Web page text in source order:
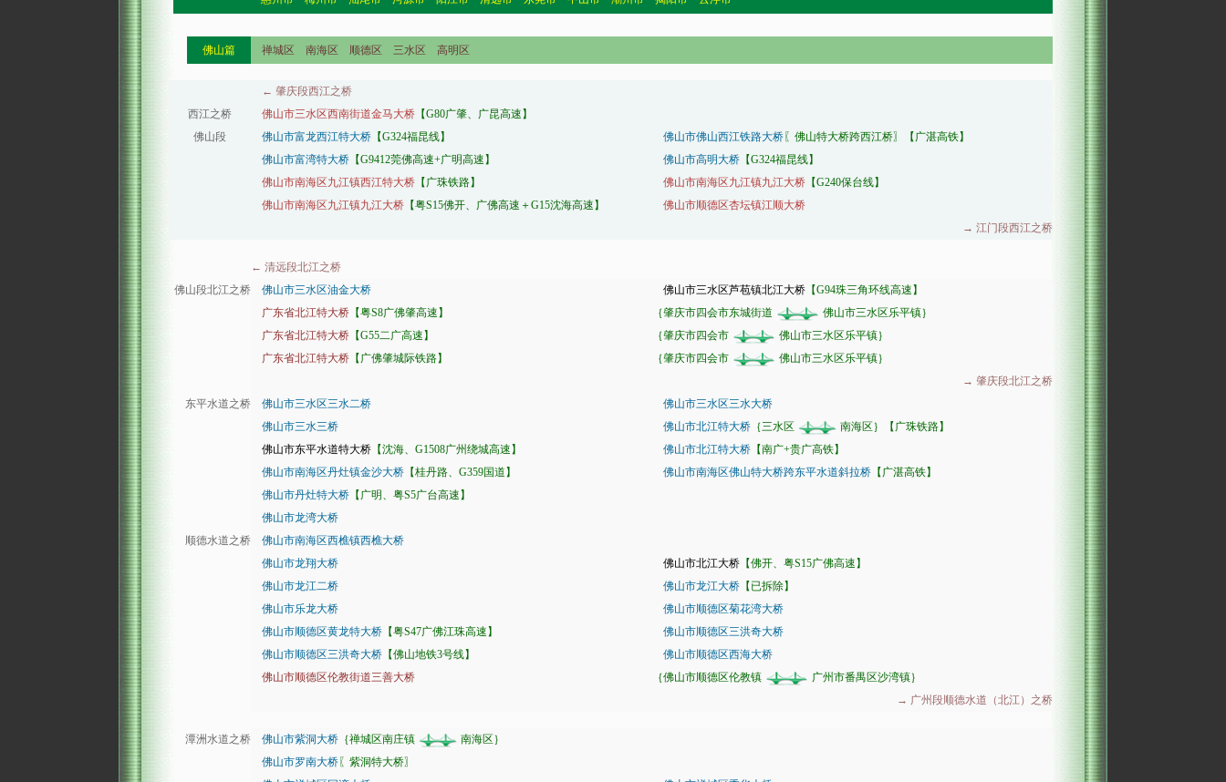
佛山篇 禅城区 南海区 顺德区 三水区 高明区
← 肇庆段西江之桥
西江之桥
佛山市三水区西南街道金马大桥 【G80广肇、广昆高速】
佛山段
佛山市富龙西江特大桥 【G324福昆线】 佛山市佛山西江铁路大桥 〖佛山特大桥跨西江桥〗
【广湛高铁】
佛山市富湾特大桥 【G9412莞佛高速+广明高速】 佛山市高明大桥 【G324福昆线】
佛山市南海区九江镇西江特大桥 【广珠铁路】 佛山市南海区九江镇九江大桥 【G240保台线】
佛山市南海区九江镇九江大桥 【粤S15佛开、广佛高速＋G15沈海高速】
佛山市顺德区杏坛镇江顺大桥
→ 江门段西江之桥
← 清远段北江之桥
佛山段北江之桥
佛山市三水区油金大桥 佛山市三水区芦苞镇北江大桥 【G94珠三角环线高速】
广东省北江特大桥 【粤S8广佛肇高速】 ｛肇庆市四会市东城街道
佛山市三水区乐平镇｝
广东省北江特大桥 【G55二广高速】 ｛肇庆市四会市
佛山市三水区乐平镇｝
广东省北江特大桥 【广佛肇城际铁路】 ｛肇庆市四会市
佛山市三水区乐平镇｝
→ 肇庆段北江之桥
东平水道之桥
佛山市三水区三水二桥
佛山市三水区三水大桥
佛山市三水三桥
佛山市北江特大桥 ｛三水区
南海区｝【广珠铁路】
佛山市东平水道特大桥 【沈海、G1508广州绕城高速】 佛山市北江特大桥 【南广+贵广高铁】
佛山市南海区丹灶镇金沙大桥 【桂丹路、G359国道】 佛山市南海区佛山特大桥跨东平水道斜拉桥 【广湛高铁】
佛山市丹灶特大桥 【广明、粤S5广台高速】
佛山市龙湾大桥
顺德水道之桥
佛山市南海区西樵镇西樵大桥
佛山市龙翔大桥
佛山市北江大桥 【佛开、粤S15广佛高速】
佛山市龙江二桥
佛山市龙江大桥 【已拆除】
佛山市乐龙大桥
佛山市顺德区菊花湾大桥
佛山市顺德区黄龙特大桥 【粤S47广佛江珠高速】
佛山市顺德区三洪奇大桥
佛山市顺德区三洪奇大桥 【佛山地铁3号线】
佛山市顺德区西海大桥
佛山市顺德区伦教街道三善大桥
｛佛山市顺德区伦教镇
广州市番禺区沙湾镇｝
→ 广州段顺德水道（北江）之桥
潭洲水道之桥 佛山市紫洞大桥 ｛禅城区南庄镇
南海区｝
佛山市罗南大桥 〖紫洞特大桥〗